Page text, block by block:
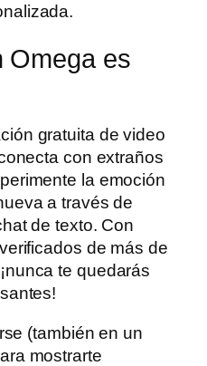
Omega es
gratuita de video
con extraños
la emoción
a través de
de texto. Con
de más de
te quedarás
(también en un
mostrarte